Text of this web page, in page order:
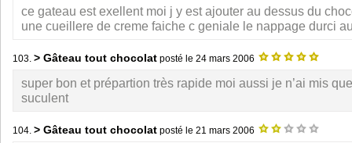
ce gateau est exellent moi j y est ajouter au dessus du
une cueillere de creme faiche c geniale le nappage durci
103. > Gâteau tout chocolat posté le 24 mars 2006
super bon et prépartion très rapide moi aussi je n’ai mis
suculent
104. > Gâteau tout chocolat posté le 21 mars 2006